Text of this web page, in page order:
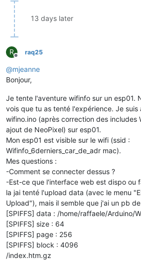
13 days later
R
Offline
raq25
@mjeanne
Bonjour,
Je tente l'aventure wifinfo sur un esp01.
vois que tu as tenté l'expérience. Je suis
wifino.ino (après correction des includes
ajout de NeoPixel) sur esp01.
Mon esp01 est visible sur le wifi (ssid :
Wifinfo_6derniers_car_de_adr mac).
Mes questions :
-Comment se connecter dessus ?
-Est-ce que l'interface web est dispo ou
la jai tenté l'upload data (avec le menu
Upload"), mais il semble que j'ai un pb
[SPIFFS] data : /home/raffaele/Arduino/
[SPIFFS] size : 64
[SPIFFS] page : 256
[SPIFFS] block : 4096
/index.htm.gz